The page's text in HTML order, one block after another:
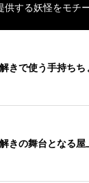
供する妖怪をモチ
きで使う手持ちち
きの舞台となる屋